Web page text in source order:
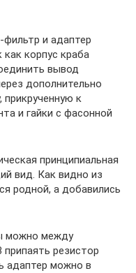
фильтр и адаптер
корпус краба
вывод
дополнительно
прикрученную к
и гайки с фасонной
принципиальная
вид. Как видно из
родной, а добавились
можно между
резистор
адаптер можно в